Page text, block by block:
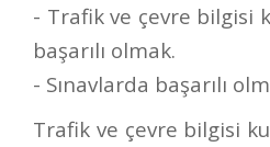
- Trafik ve çevre bilgisi
başarılı olmak.
- Sınavlarda başarılı
Trafik ve çevre bilgisi